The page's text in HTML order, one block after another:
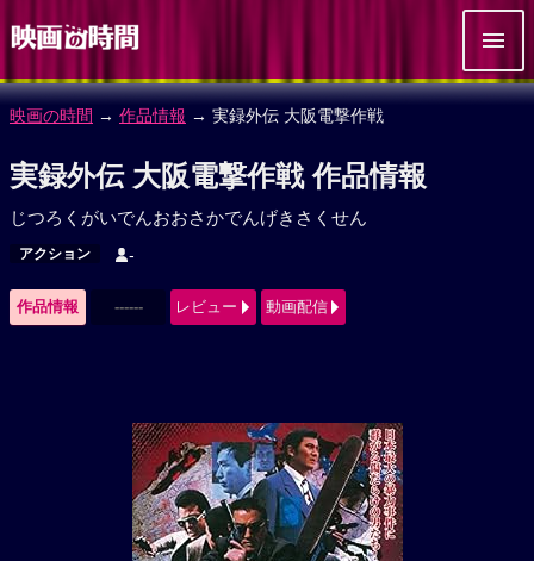
映画の時間 → 作品情報 → 実録外伝 大阪電撃作戦
実録外伝 大阪電撃作戦 作品情報
じつろくがいでんおおさかでんげきさくせん
アクション -
作品情報 ------ レビュー 動画配信